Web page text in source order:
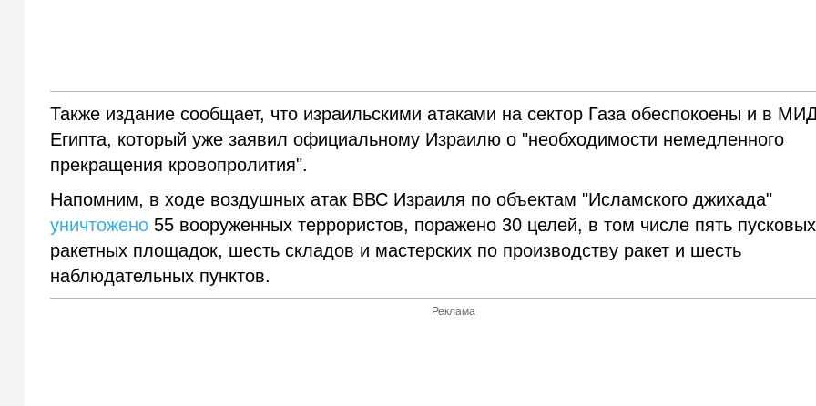
Также издание сообщает, что израильскими атаками на сектор Газа обеспокоены и в
Египта, который уже заявил официальному Израилю о "необходимости немедленного
прекращения кровопролития".
Напомним, в ходе воздушных атак ВВС Израиля по объектам "Исламского джихада"
уничтожено 55 вооруженных террористов, поражено 30 целей, в том числе пять пусковых
ракетных площадок, шесть складов и мастерских по производству ракет и шесть
наблюдательных пунктов.
Реклама